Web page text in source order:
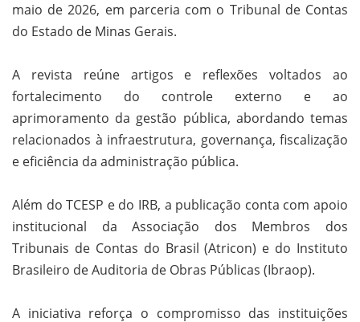
maio de 2026, em parceria com o Tribunal de Contas
do Estado de Minas Gerais.
A revista reúne artigos e reflexões voltados ao
fortalecimento do controle externo e ao
aprimoramento da gestão pública, abordando temas
relacionados à infraestrutura, governança, fiscalização
e eficiência da administração pública.
Além do TCESP e do IRB, a publicação conta com apoio
institucional da Associação dos Membros dos
Tribunais de Contas do Brasil (Atricon) e do Instituto
Brasileiro de Auditoria de Obras Públicas (Ibraop).
A iniciativa reforça o compromisso das instituições